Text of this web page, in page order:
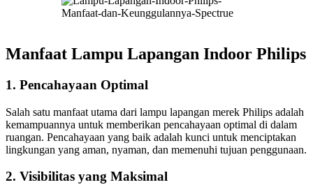
Manfaat Lampu Lapangan Indoor Philips
1. Pencahayaan Optimal
Salah satu manfaat utama dari lampu lapangan merek Philips adalah
kemampuannya untuk memberikan pencahayaan optimal di dalam
ruangan. Pencahayaan yang baik adalah kunci untuk menciptakan
lingkungan yang aman, nyaman, dan memenuhi tujuan penggunaan.
2. Visibilitas yang Maksimal